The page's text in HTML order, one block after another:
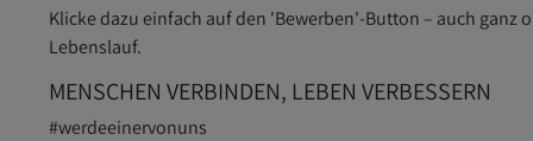
Klicke dazu einfach auf den 'Bewerben'-Button – auch ganz
Lebenslauf.
MENSCHEN VERBINDEN, LEBEN VERBESSERN
#werdeeinervonuns